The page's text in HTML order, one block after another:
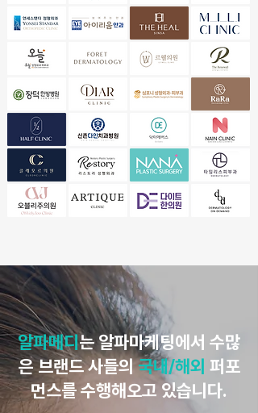
알파메디는 알파마케팅에서 수많
은 브랜드 사들의국내/해외 퍼포
먼스를 수행해오고 있습니다.